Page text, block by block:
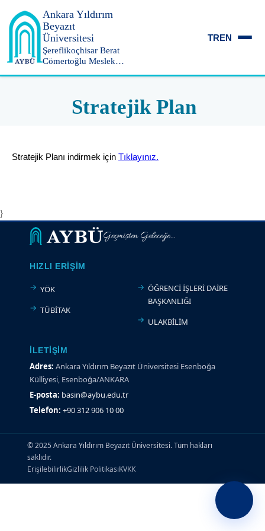
Ankara Yıldırım
Beyazıt
Üniversitesi
Şereflikoçhisar Berat
Cömertoğlu Meslek
TREN
Stratejik Plan
Stratejik Planı indirmek için Tıklayınız.
}
Geçmişten Geleceğe...
HIZLI ERIŞIM
YÖK
TÜBİTAK
ÖĞRENCİ İŞLERİ DAİRE
BAŞKANLIĞI
ULAKBİLİM
İLETIŞIM
Adres: Ankara Yıldırım Beyazıt Üniversitesi Esenboğa
Külliyesi, Esenboğa/ANKARA
E-posta: basin@aybu.edu.tr
Telefon: +90 312 906 10 00
© 2025 Ankara Yıldırım Beyazıt Üniversitesi. Tüm hakları
saklıdır.
ErişilebilirlikGizlilik PolitikasıKVKK